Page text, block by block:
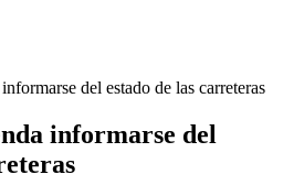
del estado de las carreteras
informarse del